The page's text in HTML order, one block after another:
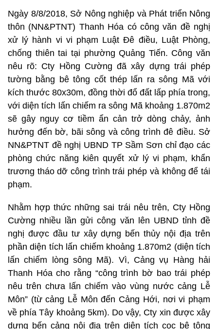
Ngày 8/8/2018, Sở Nông nghiệp và Phát triển Nông
thôn (NN&PTNT) Thanh Hóa có công văn đề nghị
xử lý hành vi vi phạm Luật Đê điều, Luật Phòng,
chống thiên tai tại phường Quảng Tiến. Công văn
nêu rõ: Cty Hồng Cường đã xây dựng trái phép
tường bằng bê tông cốt thép lấn ra sông Mã với
kích thước 80x30m, đồng thời đổ đất lấp phía trong,
với diện tích lấn chiếm ra sông Mã khoảng 1.870m2
sẽ gây nguy cơ tiềm ẩn cản trở dòng chảy, ảnh
hưởng đến bờ, bãi sông và công trình đê điều. Sở
NN&PTNT đề nghị UBND TP Sầm Sơn chỉ đạo các
phòng chức năng kiên quyết xử lý vi phạm, khẩn
trương tháo dỡ công trình trái phép và không để tái
phạm.
Nhằm hợp thức những sai trái nêu trên, Cty Hồng
Cường nhiều lần gửi công văn lên UBND tỉnh đề
nghị được đầu tư xây dựng bến thủy nội địa trên
phần diện tích lấn chiếm khoảng 1.870m2 (diện tích
lấn chiếm lòng sông Mã). Vì, Cảng vụ Hàng hải
Thanh Hóa cho rằng “công trình bờ bao trái phép
nêu trên chưa lấn chiếm vào vùng nước cảng Lễ
Môn” (từ cảng Lễ Môn đến Cảng Hới, nơi vi phạm
về phía Tây khoảng 5km). Do vậy, Cty xin được xây
dựng bến cảng nội địa trên diện tích cọc bê tông